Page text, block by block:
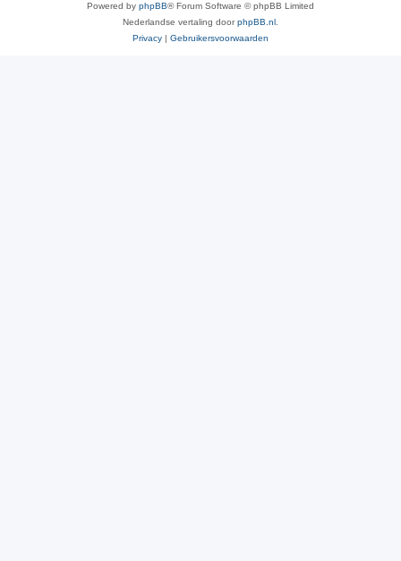
Powered by phpBB® Forum Software © phpBB Limited
Nederlandse vertaling doorphpBB.nl
Privacy | Gebruikersvoorwaarden